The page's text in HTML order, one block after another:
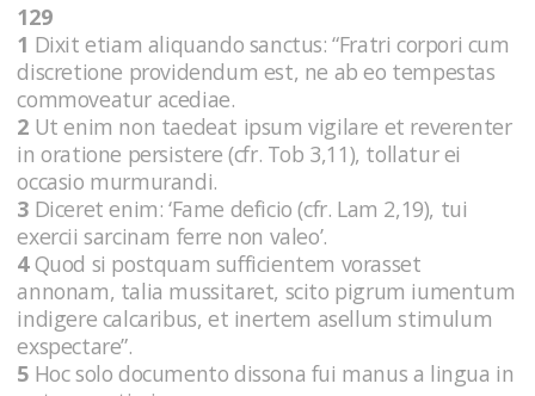
129
1 Dixit etiam aliquando sanctus: “Fratri corpori cum
discretione providendum est, ne ab eo tempestas
commoveatur acediae.
2 Ut enim non taedeat ipsum vigilare et reverenter
in oratione persistere (cfr. Tob 3,11), tollatur ei
occasio murmurandi.
3 Diceret enim: ‘Fame deficio (cfr. Lam 2,19), tui
exercii sarcinam ferre non valeo’.
4Quod si postquam sufficientem vorasset
annonam, talia mussitaret, scito pigrum iumentum
indigere calcaribus, et inertem asellum stimulum
exspectare”.
5 Hoc solo documento dissona fui manus a lingua in